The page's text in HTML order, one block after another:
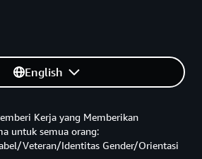
English
Kerja yang Memberikan
untuk semua orang:
Veteran/Identitas Gender/Orientasi